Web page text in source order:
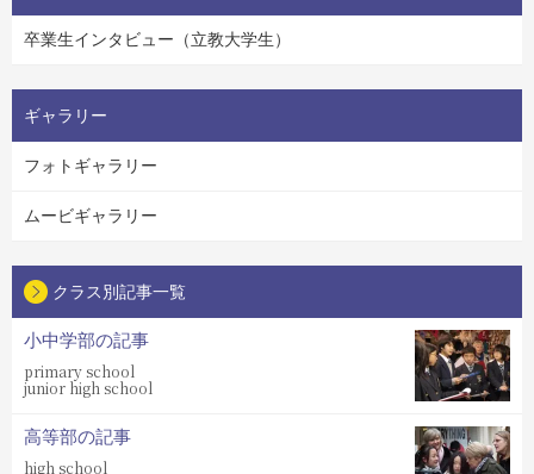
卒業生インタビュー（立教大学生）
ギャラリー
フォトギャラリー
ムービギャラリー
クラス別記事一覧
小中学部の記事
primary school
junior high school
高等部の記事
high school